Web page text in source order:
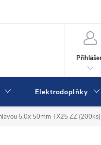
Elektrodoplňky
5,0x 50mm TX25 ZZ (200ks)